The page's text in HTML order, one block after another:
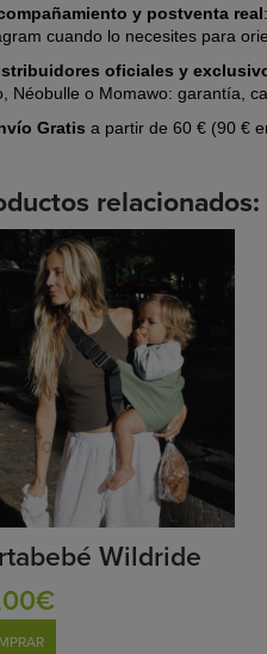
y postventa real:
cuando lo necesites para
oficiales y
Néobulle o Momawo: garantía,
Gratis a partir de 60 € (90 €
relacionados:
Wildride